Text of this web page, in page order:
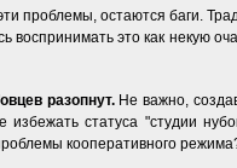
проблемы, остаются баги.
воспринимать это как некую
разопнут.Не важно,
статуса "студии
кооперативного